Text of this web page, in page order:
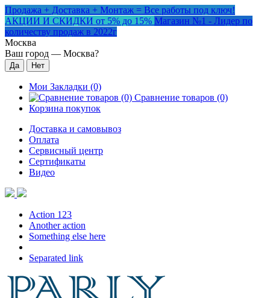
Продажа + Доставка + Монтаж = Все работы под ключ!
АКЦИИ И СКИДКИ от 5% до 15% Магазин №1 - Лидер по
количеству продаж в 2022г
Москва
Ваш город — Москва?
Мои Закладки (0)
Сравнение товаров (0)
Корзина покупок
Доставка и самовывоз
Оплата
Сервисный центр
Сертификаты
Видео
Action 123
Another action
Something else here
Separated link